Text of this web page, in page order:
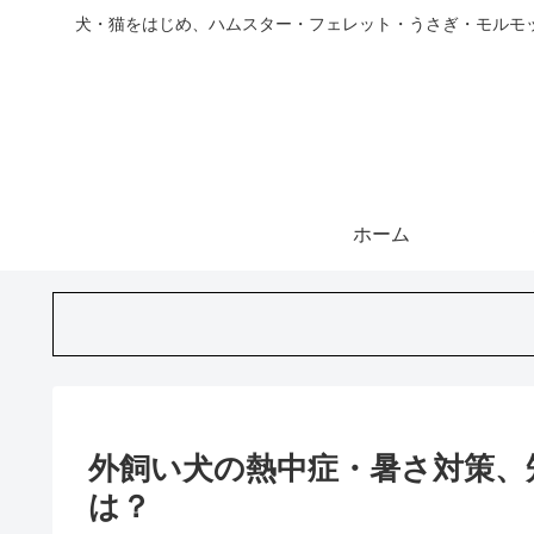
犬・猫をはじめ、ハムスター・フェレット・うさぎ・モル
ホーム
外飼い犬の熱中症・暑さ対策
は？